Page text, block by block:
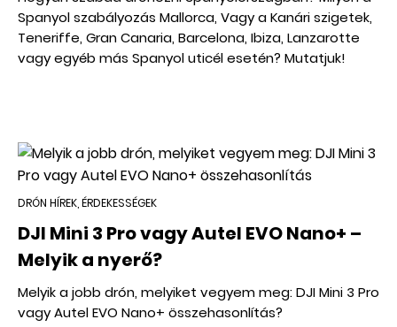
Spanyol szabályozás Mallorca, Vagy a Kanári szigetek,
Teneriffe, Gran Canaria, Barcelona, Ibiza, Lanzarotte
vagy egyéb más Spanyol uticél esetén? Mutatjuk!
DRÓN HÍREK, ÉRDEKESSÉGEK
DJI Mini 3 Pro vagy Autel EVO Nano+ –
Melyik a nyerő?
Melyik a jobb drón, melyiket vegyem meg: DJI Mini 3 Pro
vagy Autel EVO Nano+ összehasonlítás?